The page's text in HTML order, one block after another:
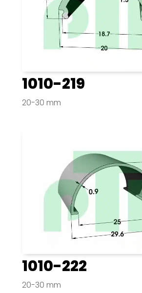
1010-219
20-30 mm
1010-222
20-30 mm